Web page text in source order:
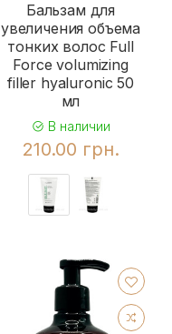
Бальзам для
увеличения объема
тонких волос Full
Force volumizing
filler hyaluronic 50
мл
В наличии
210.00 грн.